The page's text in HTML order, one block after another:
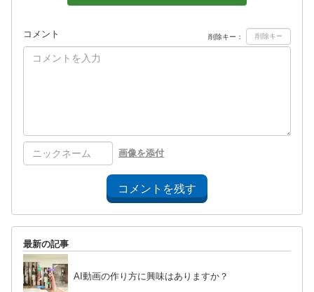
コメント 削除キー：
画像を添付
コメントを残す
最新の記事
AI動画の作り方に興味はありますか？